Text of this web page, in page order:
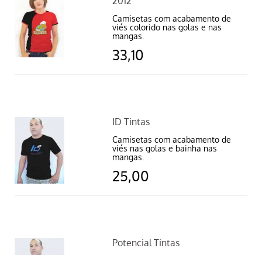
Camisetas com acabamento de
viés colorido nas golas e nas
mangas.
33,10
ID Tintas
Camisetas com acabamento de
viés nas golas e bainha nas
mangas.
25,00
Potencial Tintas